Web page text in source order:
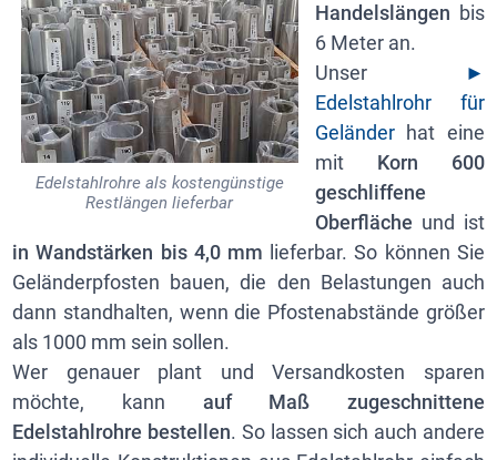
Edelstahlrohre als kostengünstige
Restlängen lieferbar
Handelslängen bis
6 Meter an.
Unser
►
Edelstahlrohr für
Geländerhat eine
mit Korn 600
geschliffene
Oberfläche und ist
in Wandstärken bis 4,0 mm lieferbar. So können Sie
Geländerpfosten bauen, die den Belastungen auch
dann standhalten, wenn die Pfostenabstände größer
als 1000 mm sein sollen.
Wer genauer plant und Versandkosten sparen
möchte, kann auf Maß zugeschnittene
Edelstahlrohre bestellen. So lassen sich auch andere